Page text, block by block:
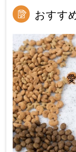
おすす